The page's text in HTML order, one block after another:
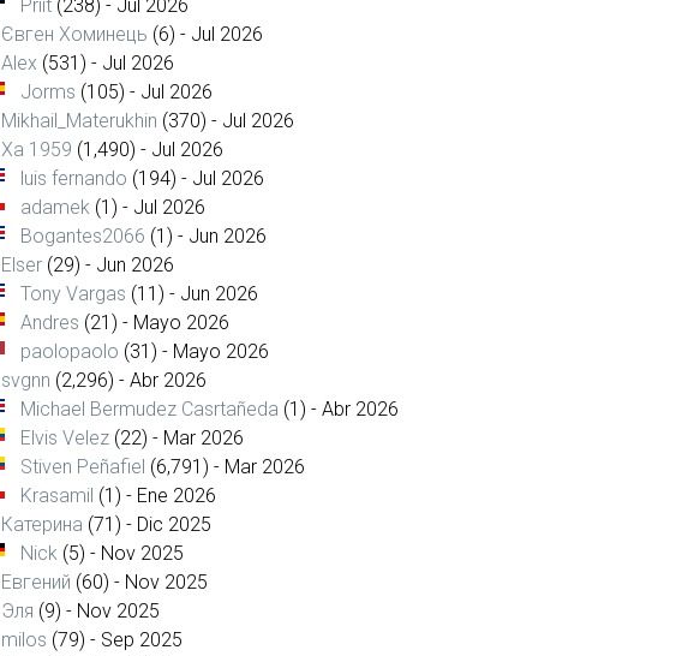
Priit (238) - Jul 2026
Євген Хоминець (6) - Jul 2026
Alex (531) - Jul 2026
Jorms (105) - Jul 2026
Mikhail_Materukhin (370) - Jul 2026
Xa 1959 (1,490) - Jul 2026
luis fernando (194) - Jul 2026
adamek (1) - Jul 2026
Bogantes2066 (1) - Jun 2026
Elser (29) - Jun 2026
Tony Vargas (11) - Jun 2026
Andres (21) - Mayo 2026
paolopaolo (31) - Mayo 2026
svgnn (2,296) - Abr 2026
Michael Bermudez Casrtañeda (1) - Abr 2026
Elvis Velez (22) - Mar 2026
Stiven Peñafiel (6,791) - Mar 2026
Krasamil (1) - Ene 2026
Катерина (71) - Dic 2025
Nick (5) - Nov 2025
Евгений (60) - Nov 2025
Эля (9) - Nov 2025
milos (79) - Sep 2025